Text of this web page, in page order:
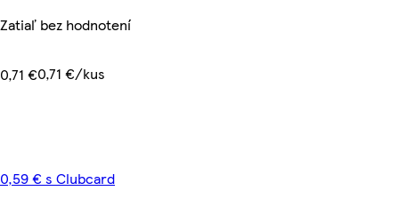
Zatiaľ bez hodnotení
0,71 €0,71 €/kus
0,59 € s Clubcard